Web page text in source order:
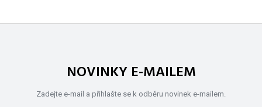
NOVINKY E-MAILEM
Zadejte e-mail a přihlašte se k odběru novinek e-mailem.